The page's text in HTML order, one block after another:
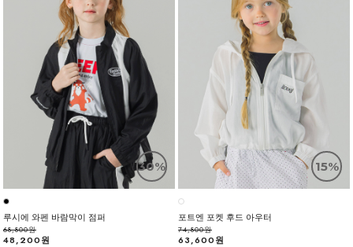
30%
루시에 와펜 바람막이 점퍼
68,800원
48,200원
15%
포트엔 포켓 후드 아우터
74,800원
63,600원